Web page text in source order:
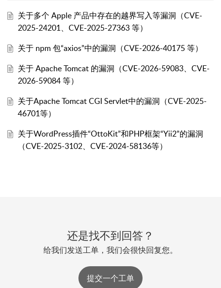
关于多个 Apple 产品中存在的越界写入等漏洞（CVE-
2025-24201、CVE-2025-27363 等）
关于 npm 包“axios”中的漏洞（CVE-2026-40175 等）
关于 Apache Tomcat 的漏洞（CVE-2026-59083、CVE-
2026-59084 等）
关于Apache Tomcat CGI Servlet中的漏洞（CVE-2025-
46701等）
关于WordPress插件“OttoKit”和PHP框架“Yii2”的漏洞
（CVE-2025-3102、CVE-2024-58136等）
还是找不到回答？
给我们发送工单，我们会很快回复您。
提交一个工单